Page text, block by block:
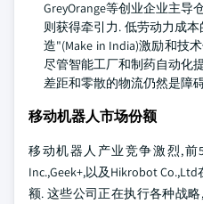
GreyOrange等创业企业主导
则获得牵引力. 低劳动力成
造"(Make in India)激励和技
尽管智能工厂和制药自动化
差距和零散的物流仍然是障碍
移动机器人市场份额
移动机器人产业竞争激烈,前5
Inc.,Geek+,以及Hikrobot
额. 这些公司正在执行各种战